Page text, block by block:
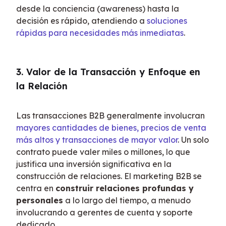
desde la conciencia (awareness) hasta la
decisión es rápido, atendiendo a soluciones
rápidas para necesidades más inmediatas.
3. Valor de la Transacción y Enfoque en
la Relación
mayores cantidades de bienes, precios de venta
más altos y transacciones de mayor valor. Un solo
contrato puede valer miles o millones, lo que
justifica una inversión significativa en la
construcción de relaciones. El marketing B2B se
centra en construir relaciones profundas y
personales a lo largo del tiempo, a menudo
involucrando a gerentes de cuenta y soporte